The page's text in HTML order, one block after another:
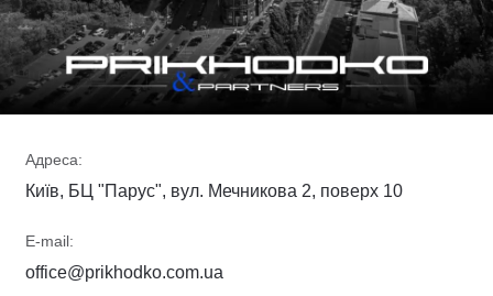
Адреса:
Київ, БЦ "Парус", вул. Мечникова 2, поверх 10
E-mail:
office@prikhodko.com.ua